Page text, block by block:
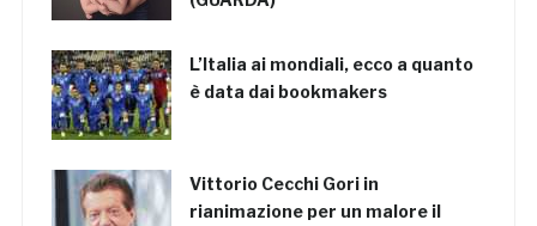
L’Italia ai mondiali, ecco a quanto
è data dai bookmakers
Vittorio Cecchi Gori in
rianimazione per un malore il